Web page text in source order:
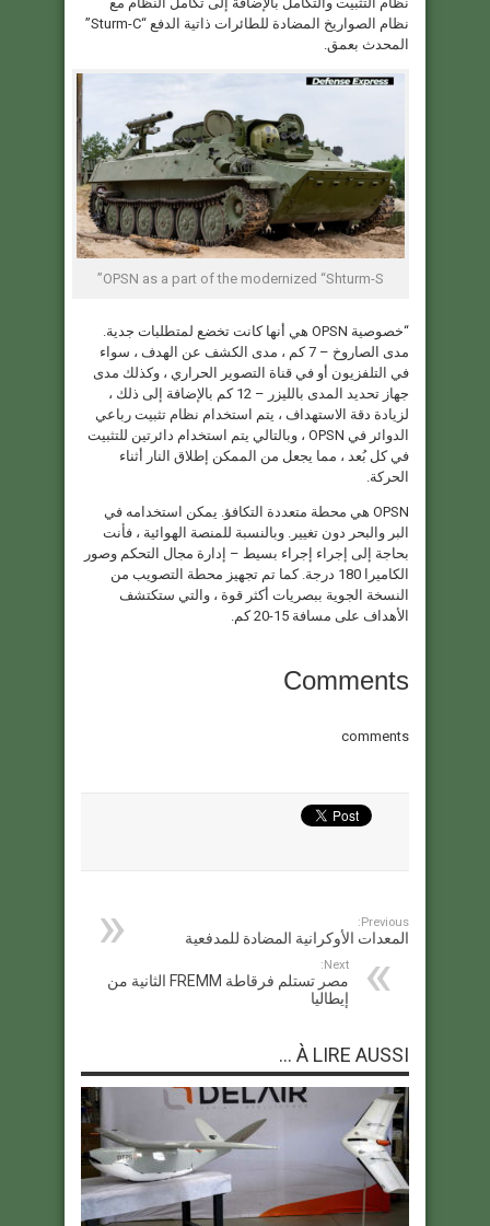
نظام الصواريخ المضادة للطائرات ذاتية الدفع “Sturm-C”
المحدث بعمق.
OPSN as a part of the modernized “Shturm-S”
“خصوصية OPSN هي أنها كانت تخضع لمتطلبات جدية.
مدى الصاروخ – 7 كم ، مدى الكشف عن الهدف ، سواء
في التلفزيون أو في قناة التصوير الحراري ، وكذلك مدى
جهاز تحديد المدى بالليزر – 12 كم بالإضافة إلى ذلك ،
لزيادة دقة الاستهداف ، يتم استخدام نظام تثبيت رباعي
الدوائر في OPSN ، وبالتالي يتم استخدام دائرتين للتثبيت
في كل بُعد ، مما يجعل من الممكن إطلاق النار أثناء
الحركة.
OPSN هي محطة متعددة التكافؤ. يمكن استخدامه في
البر والبحر دون تغيير. وبالنسبة للمنصة الهوائية ، فأنت
بحاجة إلى إجراء إجراء بسيط – إدارة مجال التحكم وصور
الكاميرا 180 درجة. كما تم تجهيز محطة التصويب من
النسخة الجوية ببصريات أكثر قوة ، والتي ستكتشف
الأهداف على مسافة 15-20 كم.
Comments
comments
Previous:
المعدات الأوكرانية المضادة للمدفعية
Next:
مصر تستلم فرقاطة FREMM الثانية من
إيطاليا
À LIRE AUSSI ...